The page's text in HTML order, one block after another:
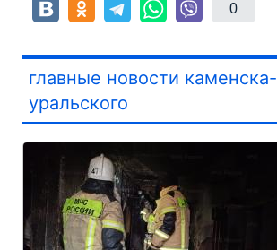
0
главные новости каменска-
уральского